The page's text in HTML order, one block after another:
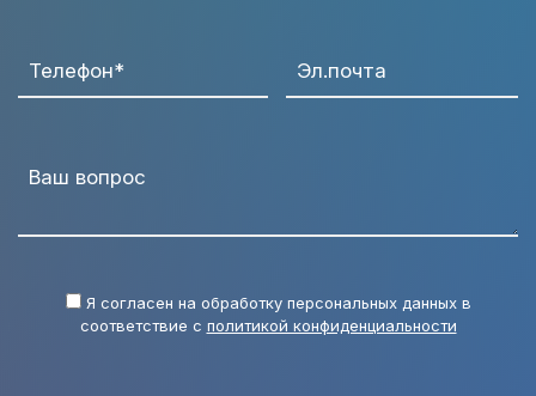
Телефон* Эл.почта
Ваш вопрос
Я согласен на обработку персональных данных в
соответствие с политикой конфиденциальности